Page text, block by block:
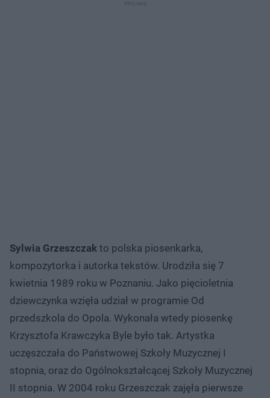
Sylwia Grzeszczak to polska piosenkarka,
kompozytorka i autorka tekstów. Urodziła się 7
kwietnia 1989 roku w Poznaniu. Jako pięcioletnia
dziewczynka wzięła udział w programie Od
przedszkola do Opola. Wykonała wtedy piosenkę
Krzysztofa Krawczyka Byle było tak. Artystka
uczęszczała do Państwowej Szkoły Muzycznej I
stopnia, oraz do Ogólnokształcącej Szkoły Muzycznej
II stopnia. W 2004 roku Grzeszczak zajęła pierwsze